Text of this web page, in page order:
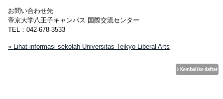
お問い合わせ先
帝京大学八王子キャンパス 国際交流センター
TEL：042-678-3533
» Lihat informasi sekolah Universitas Teikyo Liberal Arts